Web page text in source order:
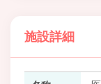
施設詳細